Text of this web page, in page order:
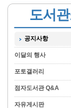
도서
공지사항
이달의 행사
포토갤러리
점자도서관 Q&A
자유게시판